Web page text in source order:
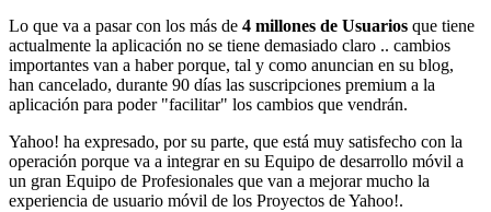
Lo que va a pasar con los más de 4 millones de Usuarios que tiene
actualmente la aplicación no se tiene demasiado claro .. cambios
importantes van a haber porque, tal y como anuncian en su blog,
han cancelado, durante 90 días las suscripciones premium a la
aplicación para poder "facilitar" los cambios que vendrán.
Yahoo! ha expresado, por su parte, que está muy satisfecho con la
operación porque va a integrar en su Equipo de desarrollo móvil a
un gran Equipo de Profesionales que van a mejorar mucho la
experiencia de usuario móvil de los Proyectos de Yahoo!.